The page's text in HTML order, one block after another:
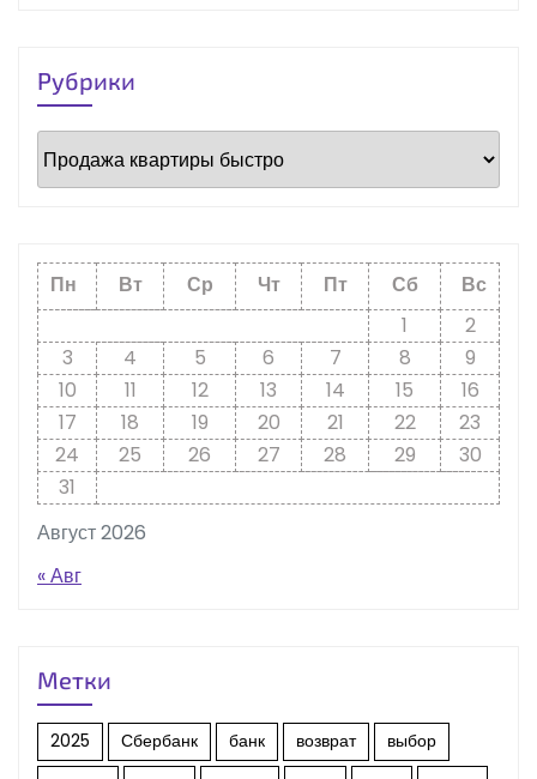
Рубрики
Рубрики
Август 2026
Пн Вт Ср Чт Пт Сб
Вс
1
2
3
4 5 6 7 8
9
10
11 12 13 14 15
16
17
18 19 20 21 22
23
24
25 26 27 28 29
30
31
« Авг
Метки
2025 Сбербанк банк возврат
выбор